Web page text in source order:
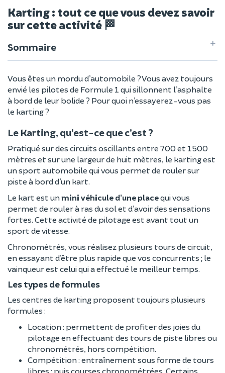
Karting : tout ce que vous devez savoir
sur cette activité 🏁
Sommaire
Vous êtes un mordu d’automobile ? Vous avez toujours
envié les pilotes de Formule 1 qui sillonnent l’asphalte
à bord de leur bolide ? Pour quoi n’essayerez-vous pas
le karting ?
Le Karting, qu’est-ce que c’est ?
Pratiqué sur des circuits oscillants entre 700 et 1500
mètres et sur une largeur de huit mètres, le karting est
un sport automobile qui vous permet de rouler sur
piste à bord d’un kart.
Le kart est unmini véhicule d’une placequi vous
permet de rouler à ras du sol et d’avoir des sensations
fortes. Cette activité de pilotage est avant tout un
sport de vitesse.
Chronométrés, vous réalisez plusieurs tours de circuit,
en essayant d’être plus rapide que vos concurrents ; le
vainqueur est celui qui a effectué le meilleur temps.
Les types de formules
Les centres de karting proposent toujours plusieurs
formules :
Location : permettent de profiter des joies du
pilotage en effectuant des tours de piste libres ou
chronométrés, hors compétition.
Compétition : entraînement sous forme de tours
libres ; puis courses chronométrées. Certains